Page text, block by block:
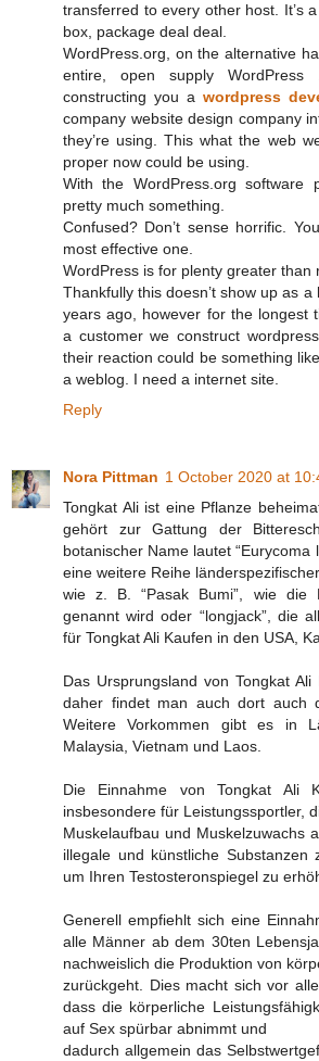
transferred to every other host. It’s
box, package deal deal.
WordPress.org, on the alternative
entire, open supply
constructing you a wordpress
company website design company
they’re using. This what the web
proper now could be using.
With the WordPress.org software
pretty much something.
Confused? Don’t sense horrific.
most effective one.
WordPress is for plenty greater than
Thankfully this doesn’t show up as
years ago, however for the longest
a customer we construct
their reaction could be something
a weblog. I need a internet site.
Reply
Nora Pittman 1 October 2020 at
Tongkat Ali ist eine Pflanze
gehört zur Gattung der
botanischer Name lautet “Eurycoma
eine weitere Reihe
wie z. B. “Pasak Bumi”, wie die
genannt wird oder “longjack”, die
für Tongkat Ali Kaufen in den USA,
Das Ursprungsland von Tongkat Ali
daher findet man auch dort auch
Weitere Vorkommen gibt es in
Malaysia, Vietnam und Laos.
Die Einnahme von Tongkat Ali
insbesondere für Leistungssportler,
Muskelaufbau und Muskelzuwachs
illegale und künstliche Substanzen
um Ihren Testosteronspiegel zu
Generell empfiehlt sich eine
alle Männer ab dem 30ten
nachweislich die Produktion von
zurückgeht. Dies macht sich vor
dass die körperliche
auf Sex spürbar abnimmt und
dadurch allgemein das